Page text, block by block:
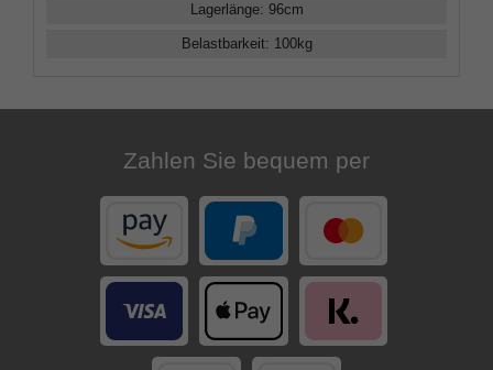
Lagerlänge: 96cm
Belastbarkeit: 100kg
Zahlen Sie bequem per